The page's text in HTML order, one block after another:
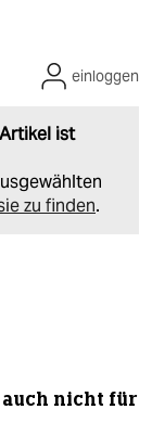
ist
zu finden.
einloggen
nicht für